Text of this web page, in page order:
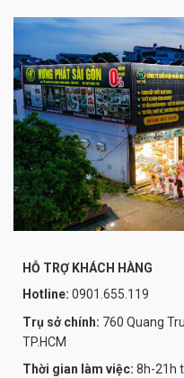
HỖ TRỢ KHÁCH HÀNG
Hotline: 0901.655.119
Trụ sở chính: 760 Quang
TP.HCM
Thời gian làm việc: 8h-21h